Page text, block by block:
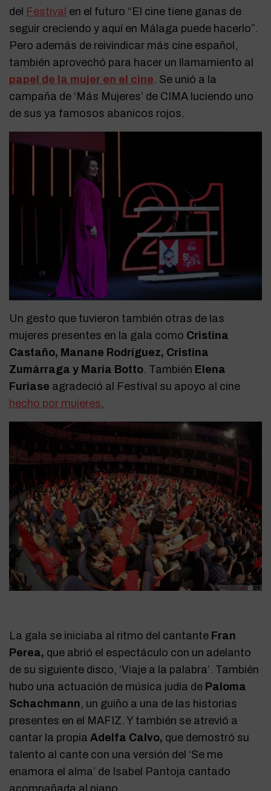
del Festival en el futuro “El cine tiene ganas de
seguir creciendo y aquí en Málaga puede hacerlo”.
Pero además de reivindicar más cine español,
también aprovechó para hacer un llamamiento al
papel de la mujer en el cine. Se unió a la
campaña de ‘Más Mujeres’ de CIMA luciendo uno
de sus ya famosos abanicos rojos.
Un gesto que tuvieron también otras de las
mujeres presentes en la gala como Cristina
Castaño, Manane Rodríguez, Cristina
Zumárraga y María Botto. También Elena
Furiase agradeció al Festival su apoyo al cine
hecho por mujeres.
La gala se iniciaba al ritmo del cantante Fran
Perea, que abrió el espectáculo con un adelanto
de su siguiente disco, ‘Viaje a la palabra’. También
hubo una actuación de música judía de Paloma
Schachmann, un guiño a una de las historias
presentes en el MAFIZ. Y también se atrevió a
cantar la propiaAdelfa Calvo, que demostró su
talento al cante con una versión del ‘Se me
enamora el alma’ de Isabel Pantoja cantado
acompañada al piano.